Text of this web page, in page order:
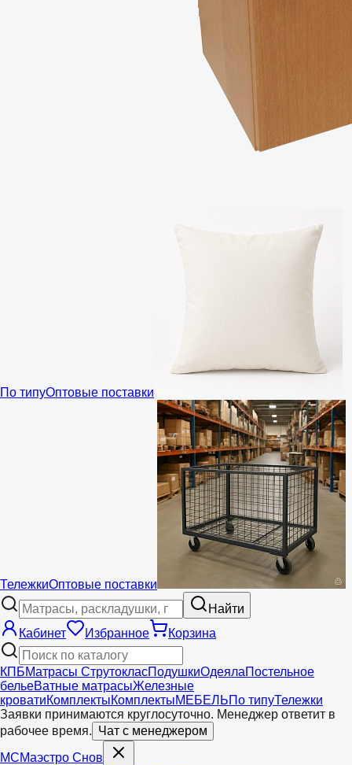
По типуОптовые поставки
ТележкиОптовые поставки
Найти
Кабинет
Избранное Корзина
КПБМатрасы СтрутокласПодушкиОдеялаПостельное
бельеВатные матрасыЖелезные
кроватиКомплектыКомплектыМЕБЕЛЬПо типуТележки
Заявки принимаются круглосуточно. Менеджер ответит в
рабочее время. Чат с менеджером
МСМаэстро Снов